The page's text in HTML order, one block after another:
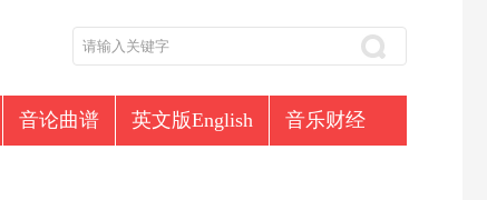
音论曲谱 英文版English 音乐财经